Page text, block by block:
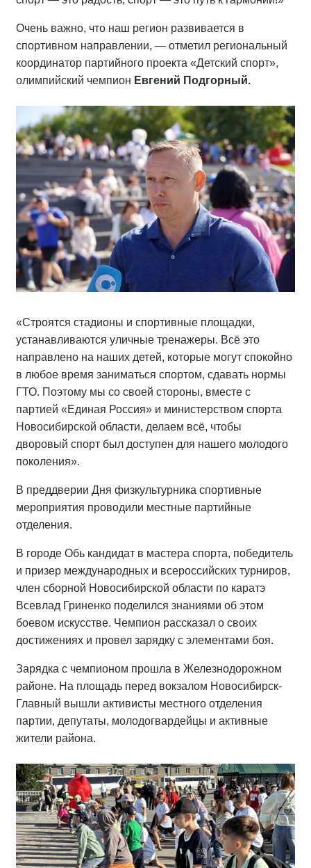
Очень важно, что наш регион развивается в
спортивном направлении, — отметил региональный
координатор партийного проекта «Детский спорт»,
олимпийский чемпион Евгений Подгорный.
«Строятся стадионы и спортивные площадки,
устанавливаются уличные тренажеры. Всё это
направлено на наших детей, которые могут спокойно
в любое время заниматься спортом, сдавать нормы
ГТО. Поэтому мы со своей стороны, вместе с
партией «Единая Россия» и министерством спорта
Новосибирской области, делаем всё, чтобы
дворовый спорт был доступен для нашего молодого
поколения».
В преддверии Дня физкультурника спортивные
мероприятия проводили местные партийные
отделения.
В городе Обь кандидат в мастера спорта, победитель
и призер международных и всероссийских турниров,
член сборной Новосибирской области по каратэ
Всевлад Гриненко поделился знаниями об этом
боевом искусстве. Чемпион рассказал о своих
достижениях и провел зарядку с элементами боя.
Зарядка с чемпионом прошла в Железнодорожном
районе. На площадь перед вокзалом Новосибирск-
Главный вышли активисты местного отделения
партии, депутаты, молодогвардейцы и активные
жители района.